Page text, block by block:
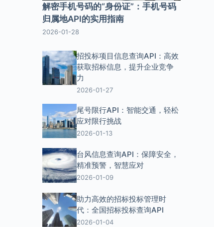
解密手机号码的“身份证”：手机号码
归属地API的实用指南
2026-01-28
招投标项目信息查询API：高效
获取招标信息，提升企业竞争
力
2026-01-27
尾号限行API：智能交通，轻松
应对限行挑战
2026-01-13
台风信息查询API：保障安全，
精准预警，智慧应对
2026-01-09
助力高效的招标投标管理时
代：全国招标投标查询API
2026-01-04